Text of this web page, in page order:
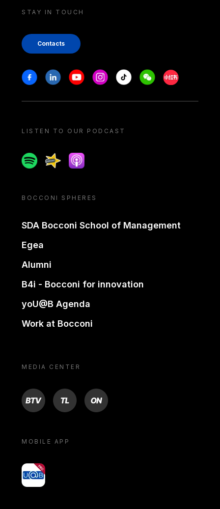
STAY IN TOUCH
Contacts
Stay in touch
FacebookLinkedinYoutubeInstagram
Tiktok WeechatXiaohongshu/
LISTEN TO OUR PODCAST
SpotifySpreakerApple podcast
BOCCONI SPHERES
SDA Bocconi School of Management
Egea
Alumni
B4i - Bocconi for innovation
yoU@B Agenda
Work at Bocconi
MEDIA CENTER
BTV TL ON
MOBILE APP
yoU@B